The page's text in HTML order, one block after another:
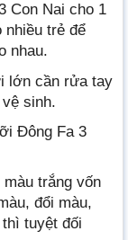
Con Nai cho 1
nhiều trẻ để
nhau.
lớn cần rửa tay
sinh.
Đông Fa 3
trắng vốn
đổi màu,
tuyệt đối